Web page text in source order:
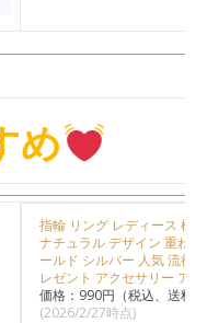
め
指輪 リング レディース 極
ナチュラル デザイン 重ね
ールド シルバー 人気 流行
レゼント アクセサリー アク
価格：990円（税込、送料
(2026/2/27時点)